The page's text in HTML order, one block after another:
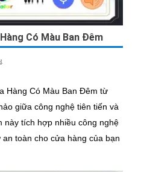
Có Màu Ban Đêm
Hàng Có Màu Ban Đêm từ
giữa công nghệ tiên tiến và
toàn cho cửa hàng của bạn